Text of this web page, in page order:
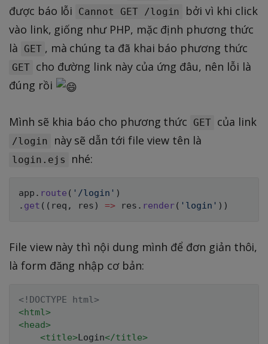
được báo lỗi
Cannot GET /login
bởi vì khi click
vào link, giống như PHP, mặc định phương thức
là
GET , mà chúng ta đã khai báo phương thức
GET cho đường link này của ứng đâu, nên lỗi là
đúng rồi
Mình sẽ khia báo cho phương thức GET của link
/login này sẽ dẫn tới file view tên là
login.ejs nhé:
app . route ( '/login' )
. get ( ( req , res ) => res . render( 'login' ) )
File view này thì nội dung mình để đơn giản thôi,
là form đăng nhập cơ bản:
<! DOCTYPE html>
<html>
<head>
<title>Login</title>